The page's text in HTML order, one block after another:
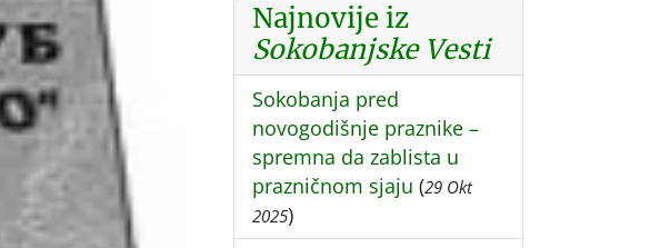
Najnovije iz
Sokobanjske Vesti
Sokobanja pred
novogodišnje praznike –
spremna da zablista u
prazničnom sjaju (29 Okt
2025)